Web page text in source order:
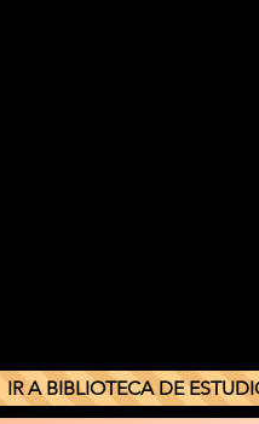
IR A BIBLIOTECA DE